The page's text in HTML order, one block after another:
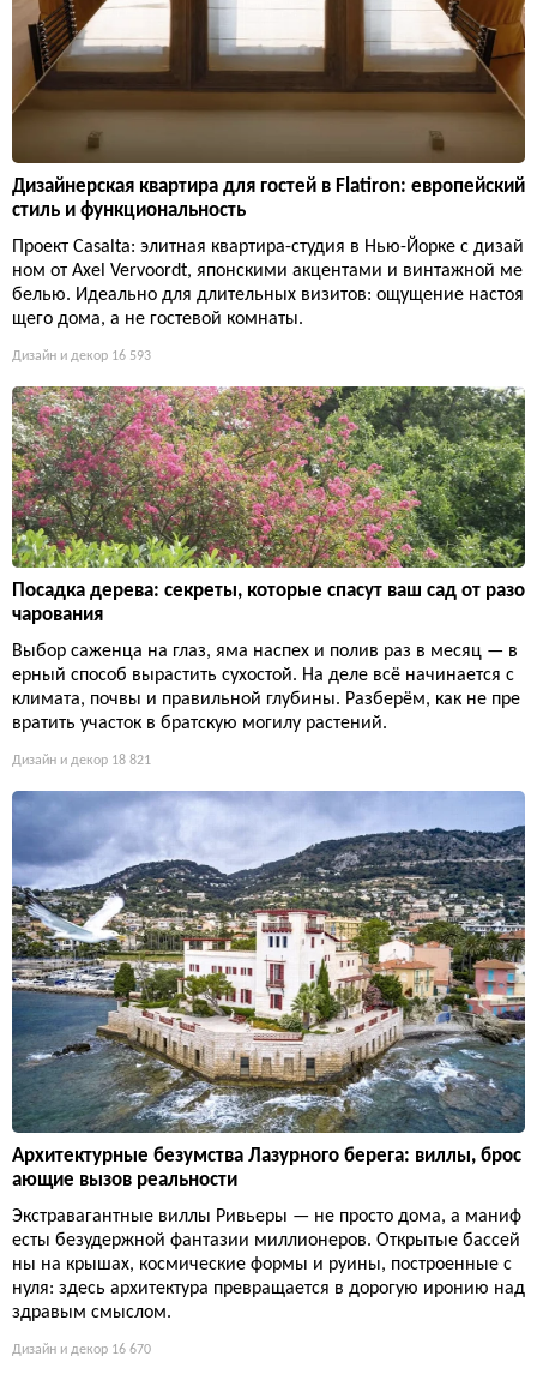
Дизайнерская квартира для гостей в Flatiron: европейский
стиль и функциональность
Проект Casalta: элитная квартира-студия в Нью-Йорке с дизай
ном от Axel Vervoordt, японскими акцентами и винтажной ме
белью. Идеально для длительных визитов: ощущение настоя
щего дома, а не гостевой комнаты.
Дизайн и декор 16 593
Посадка дерева: секреты, которые спасут ваш сад от разо
чарования
Выбор саженца на глаз, яма наспех и полив раз в месяц — в
ерный способ вырастить сухостой. На деле всё начинается с
климата, почвы и правильной глубины. Разберём, как не пре
вратить участок в братскую могилу растений.
Дизайн и декор 18 821
Архитектурные безумства Лазурного берега: виллы, брос
ающие вызов реальности
Экстравагантные виллы Ривьеры — не просто дома, а маниф
есты безудержной фантазии миллионеров. Открытые бассей
ны на крышах, космические формы и руины, построенные с
нуля: здесь архитектура превращается в дорогую иронию над
здравым смыслом.
Дизайн и декор 16 670